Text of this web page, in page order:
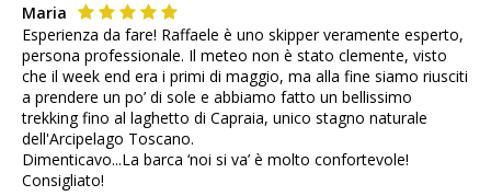
Maria
Esperienza da fare! Raffaele è uno skipper veramente esperto,
persona professionale. Il meteo non è stato clemente, visto
che il week end era i primi di maggio, ma alla fine siamo riusciti
a prendere un po’ di sole e abbiamo fatto un bellissimo
trekking fino al laghetto di Capraia, unico stagno naturale
dell'Arcipelago Toscano.
Dimenticavo...La barca ‘noi si va’ è molto confortevole!
Consigliato!